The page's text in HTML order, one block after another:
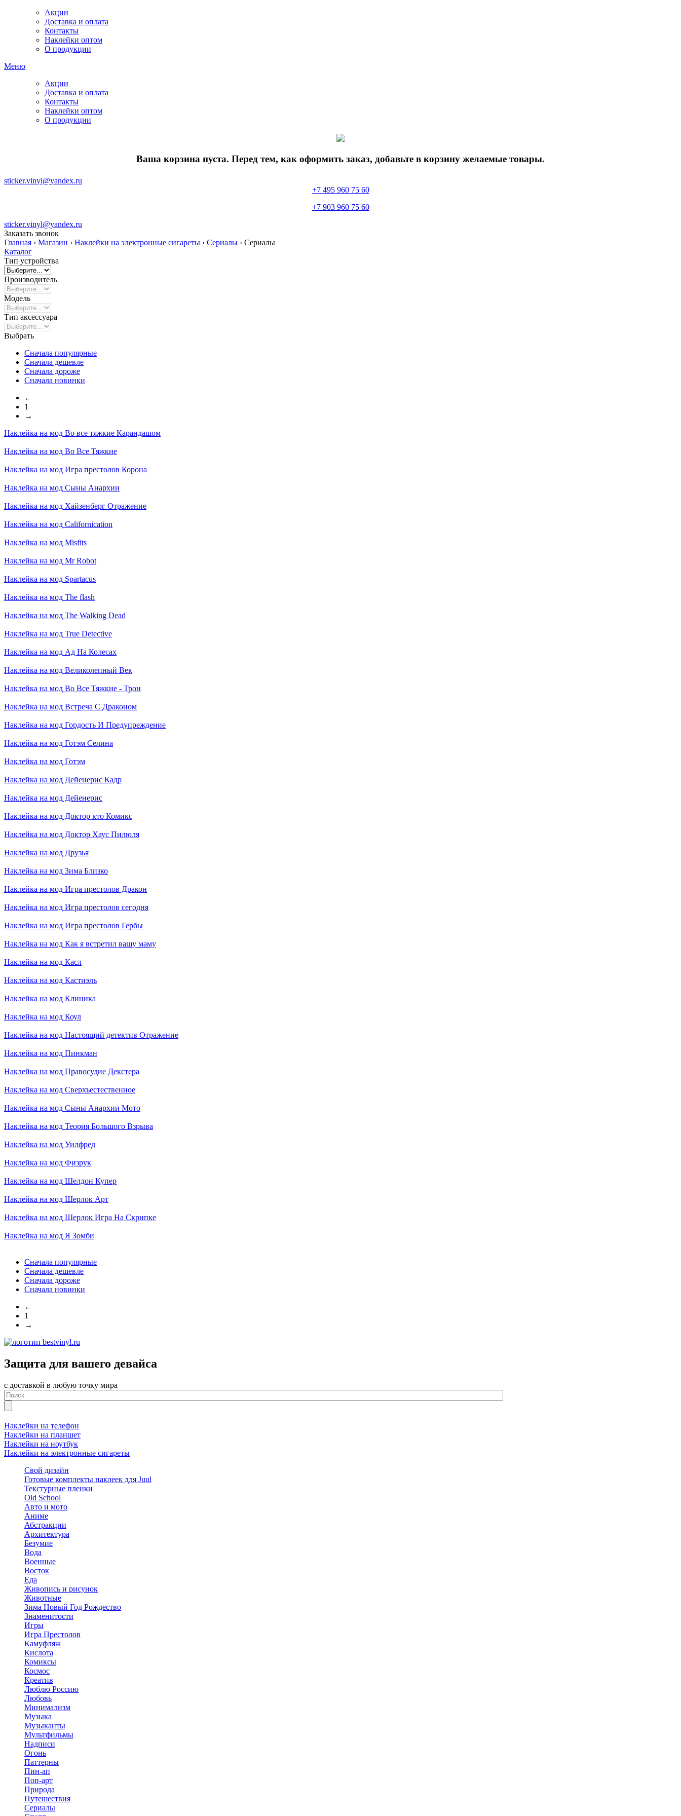
Акции
Доставка и оплата
Контакты
Наклейки оптом
О продукции
Меню
Акции
Доставка и оплата
Контакты
Наклейки оптом
О продукции
Ваша корзина пуста. Перед тем, как оформить заказ, добавьте в корзину желаемые товары.
sticker.vinyl@yandex.ru
+7 495 960 75 60
+7 903 960 75 60
sticker.vinyl@yandex.ru
Заказать звонок
Главная › Магазин › Наклейки на электронные сигареты › Сериалы › Сериалы
Каталог
Тип устройства
Производитель
Модель
Тип аксессуара
Выбрать
Сначала популярные
Сначала дешевле
Сначала дороже
Сначала новинки
←
1
→
Наклейка на мод Во все тяжкие Карандашом
Наклейка на мод Во Все Тяжкие
Наклейка на мод Игра престолов Корона
Наклейка на мод Сыны Анархии
Наклейка на мод Хайзенберг Отражение
Наклейка на мод Californication
Наклейка на мод Misfits
Наклейка на мод Mr Robot
Наклейка на мод Spartacus
Наклейка на мод The flash
Наклейка на мод The Walking Dead
Наклейка на мод True Detective
Наклейка на мод Ад На Колесах
Наклейка на мод Великолепный Век
Наклейка на мод Во Все Тяжкие - Трон
Наклейка на мод Встреча С Драконом
Наклейка на мод Гордость И Предупреждение
Наклейка на мод Готэм Селина
Наклейка на мод Готэм
Наклейка на мод Дейенерис Кадр
Наклейка на мод Дейенерис
Наклейка на мод Доктор кто Комикс
Наклейка на мод Доктор Хаус Пилюля
Наклейка на мод Друзья
Наклейка на мод Зима Близко
Наклейка на мод Игра престолов Дракон
Наклейка на мод Игра престолов сегодня
Наклейка на мод Игра престолов Гербы
Наклейка на мод Как я встретил вашу маму
Наклейка на мод Касл
Наклейка на мод Кастиэль
Наклейка на мод Клиника
Наклейка на мод Коул
Наклейка на мод Настоящий детектив Отражение
Наклейка на мод Пинкман
Наклейка на мод Правосудие Декстера
Наклейка на мод Сверхъестественное
Наклейка на мод Сыны Анархии Мото
Наклейка на мод Теория Большого Взрыва
Наклейка на мод Уилфред
Наклейка на мод Физрук
Наклейка на мод Шелдон Купер
Наклейка на мод Шерлок Арт
Наклейка на мод Шерлок Игра На Скрипке
Наклейка на мод Я Зомби
Сначала популярные
Сначала дешевле
Сначала дороже
Сначала новинки
←
1
→
Защита для вашего девайса
с доставкой в любую точку мира
Наклейки на телефон
Наклейки на планшет
Наклейки на ноутбук
Наклейки на электронные сигареты
Свой дизайн
Готовые комплекты наклеек для Juul
Текстурные пленки
Old School
Авто и мото
Аниме
Абстракции
Архитектура
Безумие
Вода
Военные
Восток
Еда
Живопись и рисунок
Животные
Зима Новый Год Рождество
Знаменитости
Игры
Игра Престолов
Камуфляж
Кислота
Комиксы
Космос
Креатив
Люблю Россию
Любовь
Минимализм
Музыка
Музыканты
Мультфильмы
Надписи
Огонь
Паттерны
Пин-ап
Поп-арт
Природа
Путешествия
Сериалы